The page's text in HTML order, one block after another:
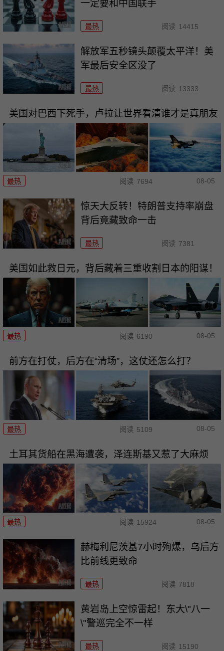
一定要和中国联手
最热 阅读 14415
解放军五秒镜头颠覆太平洋！美
军最后安全区没了
最热 阅读 13333
美国对巴西下死手，卢拉让世界看清谁才是真朋友
最热 阅读 7694 08-05
惊天大反转！特朗普支持率崩盘
背后竟藏致命一击
最热 阅读 7381
美国如此救日元，背后藏着三重收割日本的阳谋！
最热 阅读 6190 08-05
前方在打仗，后方在“清场”，这仗还怎么打？
最热 阅读 5109 08-05
土耳其货船在黑海遭袭，泽连斯基又惹了大麻烦
最热 阅读 15924 08-05
赫梅利尼茨基7小时殉爆，乌后方
比前线更致命
最热 阅读 7818
黄岩岛上空惊雷起！东大\"八一
\"警巡完全不一样
最热 阅读 15190